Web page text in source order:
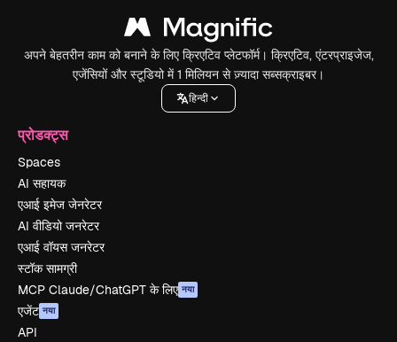
अपने बेहतरीन काम को बनाने के लिए क्रिएटिव प्लेटफॉर्म। क्रिएटिव, एंटरप्राइजेज,
एजेंसियों और स्टूडियो में 1 मिलियन से ज़्यादा सब्सक्राइबर।
हिन्दी
प्रोडक्ट्स
Spaces
AI सहायक
एआई इमेज जेनरेटर
AI वीडियो जनरेटर
एआई वॉयस जनरेटर
स्टॉक सामग्री
MCP Claude/ChatGPT के लिए नया
एजेंट नया
API